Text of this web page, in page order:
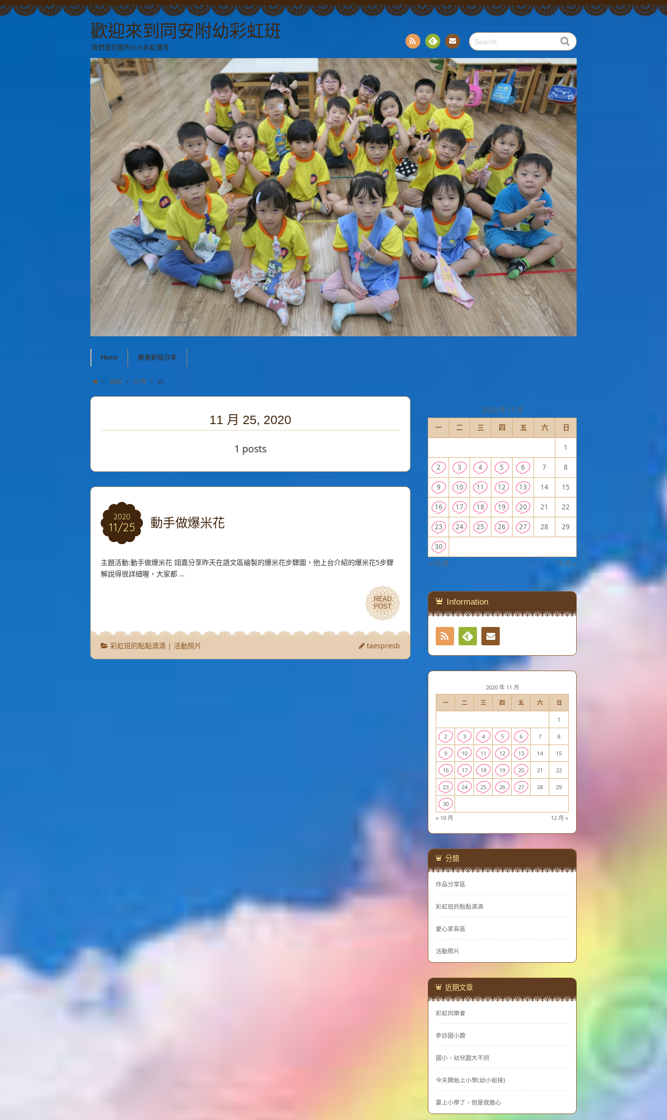
歡迎來到同安附幼彩虹班
我們是可愛的小小彩虹寶貝
RSS Fee
dly
tact
Home 教養新知分享
> 2020 > 11 月 > 25
11 月 25, 2020
1 posts
2020
11/25
2020
11/25 動手做爆米花
主題活動:動手做爆米花 翊嘉分享昨天在語文區繪製的爆米花步驟圖，他上台介紹的爆米花5步驟
解說得很詳細喔，大家都 …
READ
POST
READ
POST
彩虹班的點點滴滴 |活動照片 taespresb
2020 年 11 月
一
二 三 四 五 六 日
« 10 月 12 月 »
1
2 3 4 5 6 7 8
9 10 11 12 13 14 15
16 17 18 19 20 21 22
23 24 25 26 27 28 29
30
Information
RSS
Feedly
2020 年 11 月
一 二 三 四 五 六 日
« 10 月 12 月 »
1
2 3 4 5 6 7 8
9 10 11 12 13 14 15
16 17 18 19 20 21 22
23 24 25 26 27 28 29
30
分類
作品分享區
彩虹班的點點滴滴
愛心家長區
活動照片
近期文章
彩虹同樂會
參訪國小趣
國小、幼兒園大不同
今天開始上小學(幼小銜接)
要上小學了，但是我擔心